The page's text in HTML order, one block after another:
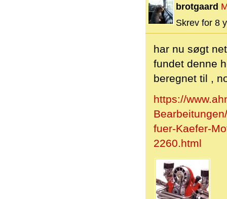
brotgaard
Skrev for 8
har nu søgt
fundet denne
beregnet til ,
https://
fuer-Kaefer-
2260.html